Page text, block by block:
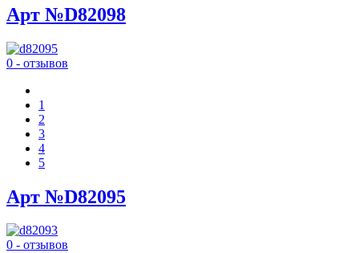
Арт №D82098
0 - отзывов
1
2
3
4
5
Арт №D82095
0 - отзывов